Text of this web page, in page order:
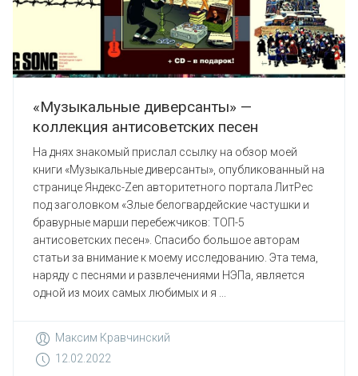
«Музыкальные диверсанты» —
коллекция антисоветских песен
На днях знакомый прислал ссылку на обзор моей
книги «Музыкальные диверсанты», опубликованный на
странице Яндекс-Zen авторитетного портала ЛитРес
под заголовком «Злые белогвардейские частушки и
бравурные марши перебежчиков: ТОП-5
антисоветских песен». Спасибо большое авторам
статьи за внимание к моему исследованию. Эта тема,
наряду с песнями и развлечениями НЭПа, является
одной из моих самых любимых и я ...
Максим Кравчинский
12.02.2022